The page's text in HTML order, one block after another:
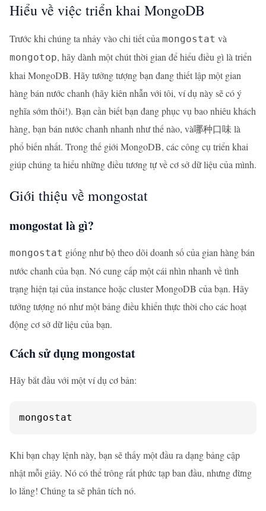
Hiểu về việc triển khai MongoDB
Trước khi chúng ta nhảy vào chi tiết của mongostat và
mongotop, hãy dành một chút thời gian để hiểu điều gì là triển
khai MongoDB. Hãy tưởng tượng bạn đang thiết lập một gian
hàng bán nước chanh (hãy kiên nhẫn với tôi, ví dụ này sẽ có ý
nghĩa sớm thôi!). Bạn cần biết bạn đang phục vụ bao nhiêu khách
hàng, bạn bán nước chanh nhanh như thế nào, và哪种口味 là
phổ biến nhất. Trong thế giới MongoDB, các công cụ triển khai
giúp chúng ta hiểu những điều tương tự về cơ sở dữ liệu của mình.
Giới thiệu về mongostat
mongostat là gì?
mongostat giống như bộ theo dõi doanh số của gian hàng bán
nước chanh của bạn. Nó cung cấp một cái nhìn nhanh về tình
trạng hiện tại của instance hoặc cluster MongoDB của bạn. Hãy
tưởng tượng nó như một bảng điều khiển thực thời cho các hoạt
động cơ sở dữ liệu của bạn.
Cách sử dụng mongostat
Hãy bắt đầu với một ví dụ cơ bản:
mongostat
Khi bạn chạy lệnh này, bạn sẽ thấy một đầu ra dạng bảng cập
nhật mỗi giây. Nó có thể trông rất phức tạp ban đầu, nhưng đừng
lo lắng! Chúng ta sẽ phân tích nó.